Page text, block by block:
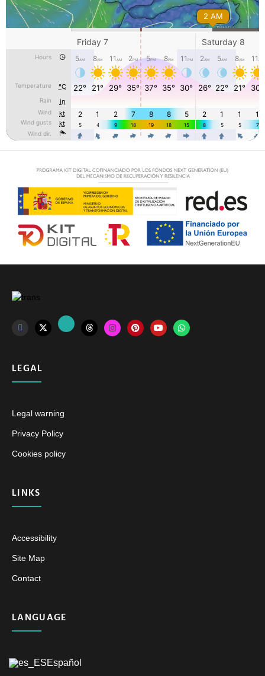
LEGAL
Legal warning
Privacy Policy
Cookies policy
LINKS
Accessibility
Site Map
Contact
LANGUAGE
Español